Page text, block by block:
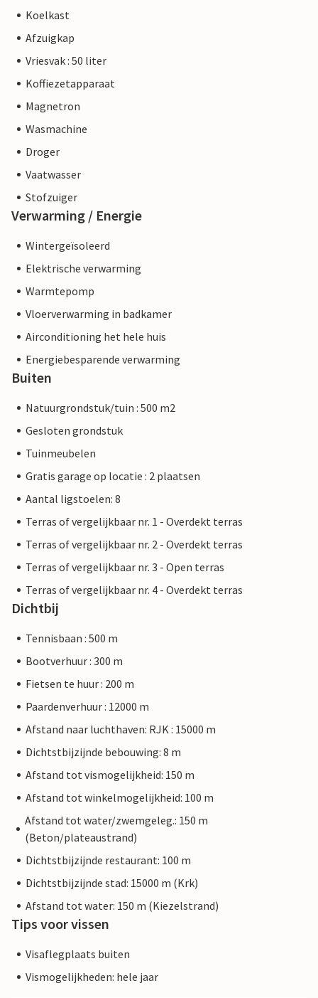
Koelkast
Afzuigkap
Vriesvak : 50 liter
Koffiezetapparaat
Magnetron
Wasmachine
Droger
Vaatwasser
Stofzuiger
Verwarming / Energie
Wintergeïsoleerd
Elektrische verwarming
Warmtepomp
Vloerverwarming in badkamer
Airconditioning het hele huis
Energiebesparende verwarming
Buiten
Natuurgrondstuk/tuin : 500 m2
Gesloten grondstuk
Tuinmeubelen
Gratis garage op locatie : 2 plaatsen
Aantal ligstoelen: 8
Terras of vergelijkbaar nr. 1 - Overdekt terras
Terras of vergelijkbaar nr. 2 - Overdekt terras
Terras of vergelijkbaar nr. 3 - Open terras
Terras of vergelijkbaar nr. 4 - Overdekt terras
Dichtbij
Tennisbaan : 500 m
Bootverhuur : 300 m
Fietsen te huur : 200 m
Paardenverhuur : 12000 m
Afstand naar luchthaven: RJK : 15000 m
Dichtstbijzijnde bebouwing: 8 m
Afstand tot vismogelijkheid: 150 m
Afstand tot winkelmogelijkheid: 100 m
Afstand tot water/zwemgeleg.: 150 m
(Beton/plateaustrand)
Dichtstbijzijnde restaurant: 100 m
Dichtstbijzijnde stad: 15000 m (Krk)
Afstand tot water: 150 m (Kiezelstrand)
Tips voor vissen
Visaflegplaats buiten
Vismogelijkheden: hele jaar